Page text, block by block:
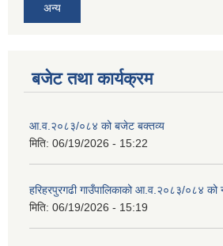
अन्य
बजेट तथा कार्यक्रम
आ.व.२०८३/०८४ को बजेट बक्तव्य
मिति: 06/19/2026 - 15:22
हरिहरपुरगढी गाउँपालिकाको आ.व.२०८३/०८४ को
मिति: 06/19/2026 - 15:19